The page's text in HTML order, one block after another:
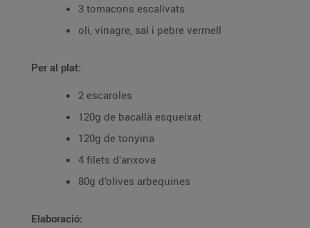
3 tomacons escalivats
oli, vinagre, sal i pebre vermell
Per al plat:
2 escaroles
120g de bacallà esqueixat
120g de tonyina
4 filets d’anxova
80g d’olives arbequines
Elaboració: